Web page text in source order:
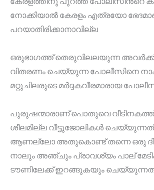
നോക്കിയാൽ കേരളം എത്രയോ
പറയാതിരിക്കാനാവില്ല
ഒരുഭാഗത്ത് തെരുവിലലയുന്ന
വിതരണം ചെയ്യുന്ന പോലീസിനെ
മറ്റുചിലരുടെ മർദ്ദകവീരമാരായ
പുരുഷന്മാരാണ് പൊതുവെ
ശീലമില്ല വീട്ടുജോലികൾ ചെയ്യുന്നത്
ആണല്ലോ അതുകൊണ്ട് തന്നെ ഒരു
നാലും അഞ്ചും പ്രാവശ്യം പാല്
ടൗണിലേക്ക് ഇറങ്ങുകയും